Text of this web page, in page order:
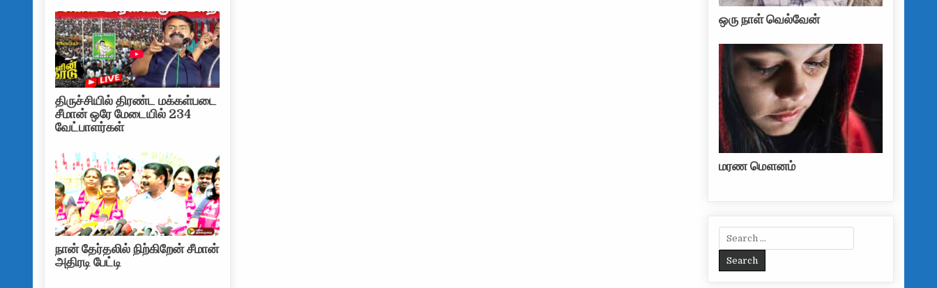
திருச்சியில் திரண்ட மக்கள்படை
சீமான் ஒரே மேடையில் 234
வேட்பாளர்கள்
நான் தேர்தலில் நிற்கிறேன் சீமான்
அதிரடி பேட்டி
ஒரு நாள் வெல்வேன்
மரண மௌனம்
Search for: